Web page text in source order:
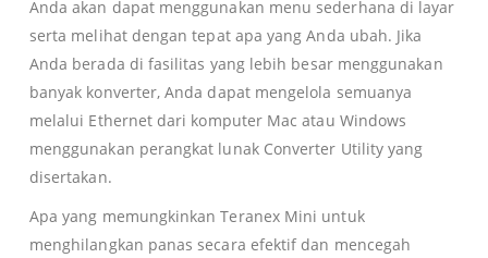
Anda akan dapat menggunakan menu sederhana di layar
serta melihat dengan tepat apa yang Anda ubah. Jika
Anda berada di fasilitas yang lebih besar menggunakan
banyak konverter, Anda dapat mengelola semuanya
melalui Ethernet dari komputer Mac atau Windows
menggunakan perangkat lunak Converter Utility yang
disertakan.
Apa yang memungkinkan Teranex Mini untuk
menghilangkan panas secara efektif dan mencegah